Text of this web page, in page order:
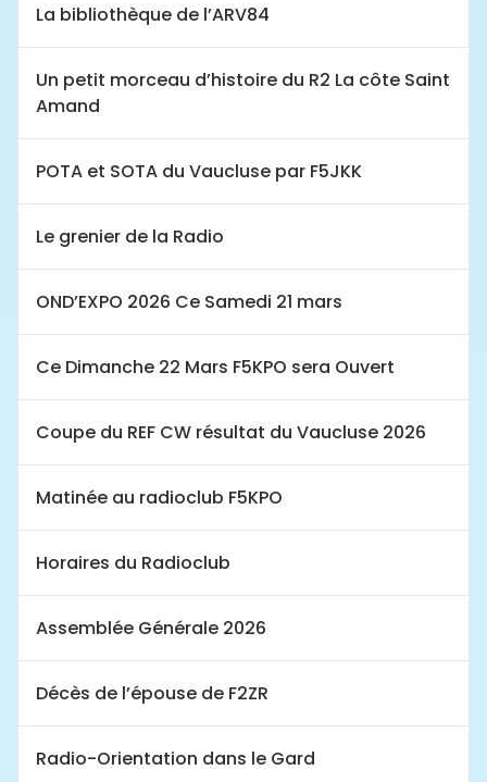
La bibliothèque de l’ARV84
Un petit morceau d’histoire du R2 La côte Saint
Amand
POTA et SOTA du Vaucluse par F5JKK
Le grenier de la Radio
OND’EXPO 2026 Ce Samedi 21 mars
Ce Dimanche 22 Mars F5KPO sera Ouvert
Coupe du REF CW résultat du Vaucluse 2026
Matinée au radioclub F5KPO
Horaires du Radioclub
Assemblée Générale 2026
Décès de l’épouse de F2ZR
Radio-Orientation dans le Gard